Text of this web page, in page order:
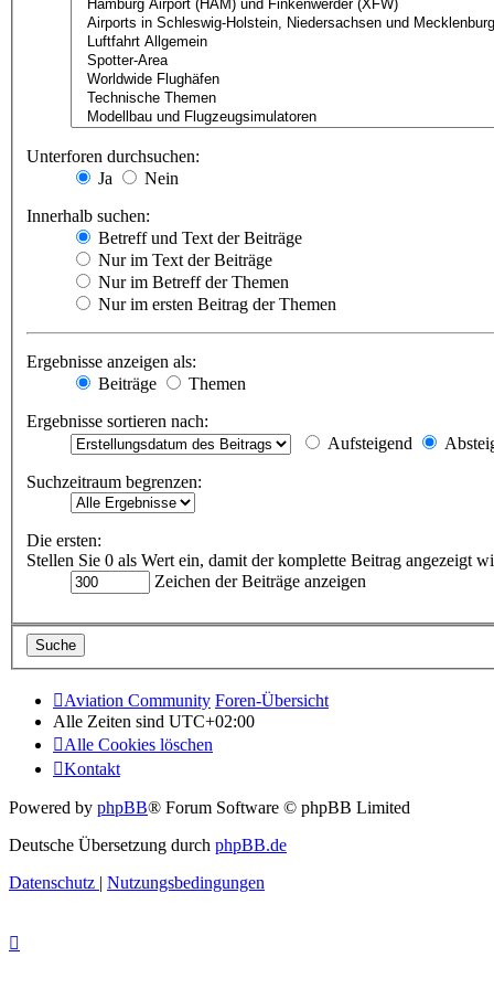
Unterforen durchsuchen:
Ja
Nein
Innerhalb suchen:
Betreff und Text der Beiträge
Nur im Text der Beiträge
Nur im Betreff der Themen
Nur im ersten Beitrag der Themen
Ergebnisse anzeigen als:
Beiträge
Themen
Ergebnisse sortieren nach:
Aufsteigend
Suchzeitraum begrenzen:
Die ersten:
Stellen Sie 0 als Wert ein, damit der komplette Beitrag angezeigt
Zeichen der Beiträge anzeigen
Aviation Community Foren-Übersicht
Alle Zeiten sind UTC+02:00
Alle Cookies löschen
Kontakt
Powered by phpBB® Forum Software © phpBB Limited
Deutsche Übersetzung durch phpBB.de
Datenschutz | Nutzungsbedingungen